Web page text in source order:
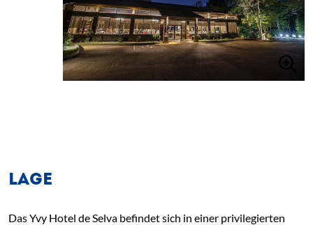
LAGE
Das Yvy Hotel de Selva befindet sich in einer privilegierten